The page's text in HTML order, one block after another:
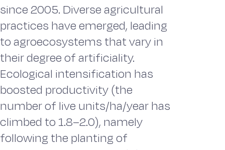
since 2005. Diverse agricultural
practices have emerged, leading
to agroecosystems that vary in
their degree of artificiality.
Ecological intensification has
boosted productivity (the
number of live units/ha/year has
climbed to 1.8–2.0), namely
following the planting of